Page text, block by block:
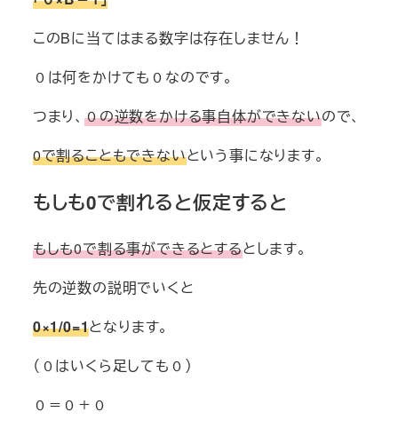
このBに当てはまる数字は存在しません！
０は何をかけても０なのです。
つまり、 ０の逆数をかける事自体ができないので、
0で割ることもできないという事になります。
もしも0で割れると仮定すると
もしも0で割る事ができるとするとします。
先の逆数の説明でいくと
0×1/0=1となります。
（０はいくら足しても０）
０＝０＋０